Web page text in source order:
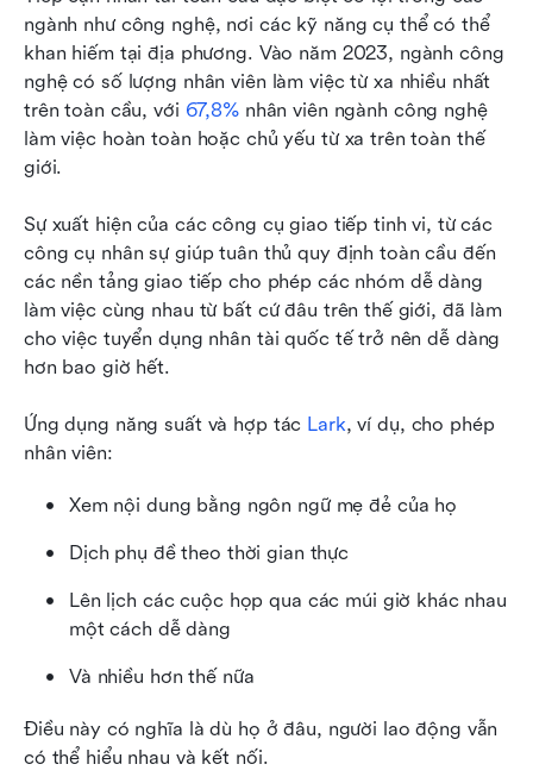
ngành như công nghệ, nơi các kỹ năng cụ thể có thể
khan hiếm tại địa phương. Vào năm 2023, ngành công
nghệ có số lượng nhân viên làm việc từ xa nhiều nhất
trên toàn cầu, với 67,8% nhân viên ngành công nghệ
làm việc hoàn toàn hoặc chủ yếu từ xa trên toàn thế
giới.
Sự xuất hiện của các công cụ giao tiếp tinh vi, từ các
công cụ nhân sự giúp tuân thủ quy định toàn cầu đến
các nền tảng giao tiếp cho phép các nhóm dễ dàng
làm việc cùng nhau từ bất cứ đâu trên thế giới, đã làm
cho việc tuyển dụng nhân tài quốc tế trở nên dễ dàng
hơn bao giờ hết.
Ứng dụng năng suất và hợp tác Lark, ví dụ, cho phép
nhân viên:
Xem nội dung bằng ngôn ngữ mẹ đẻ của họ
Dịch phụ đề theo thời gian thực
Lên lịch các cuộc họp qua các múi giờ khác nhau
một cách dễ dàng
Và nhiều hơn thế nữa
Điều này có nghĩa là dù họ ở đâu, người lao động vẫn
có thể hiểu nhau và kết nối.